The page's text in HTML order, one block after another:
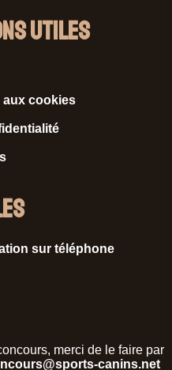
Utiles
aux cookies
sur téléphone
merci de le faire par
canins.net